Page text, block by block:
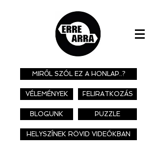
MIRŐL SZÓL EZ A HONLAP..?
VÉLEMÉNYEK FELIRATKOZÁS
BLOGUNK PUZZLE
HELYSZÍNEK RÖVID VIDEÓKBAN